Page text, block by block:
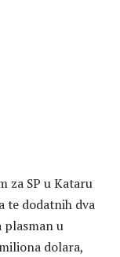
za SP u Kataru
te dodatnih dva
plasman u
dolara,